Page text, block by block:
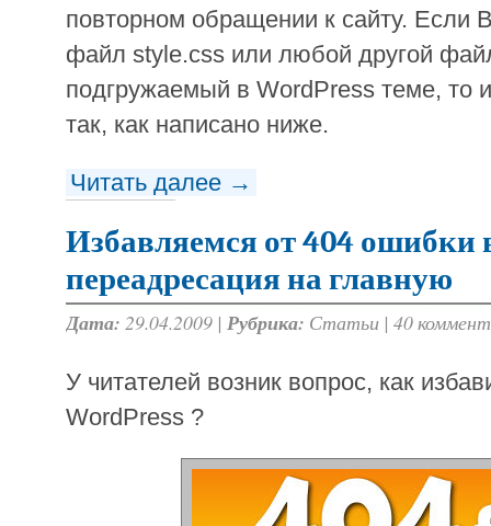
повторном обращении к сайту. Если
файл style.css или любой другой
подгружаемый в WordPress теме, то
так, как написано ниже.
Читать далее →
Избавляемся от 404 ошибки
переадресация на главную
Дата: 29.04.2009 | Рубрика: Статьи | 40
У читателей возник вопрос, как
WordPress ?